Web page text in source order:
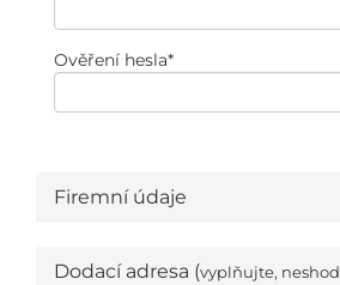
Ověření hesla*
Firemní údaje
Dodací adresa (vyplňujte,